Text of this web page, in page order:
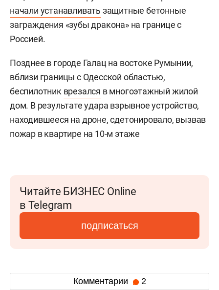
начали устанавливать защитные бетонные
заграждения «зубы дракона» на границе с
Россией.
Позднее в городе Галац на востоке Румынии,
вблизи границы с Одесской областью,
беспилотник врезался в многоэтажный жилой
дом. В результате удара взрывное устройство,
находившееся на дроне, сдетонировало, вызвав
пожар в квартире на 10-м этаже
Читайте БИЗНЕС Online
в Telegram
подписаться
Комментарии 2